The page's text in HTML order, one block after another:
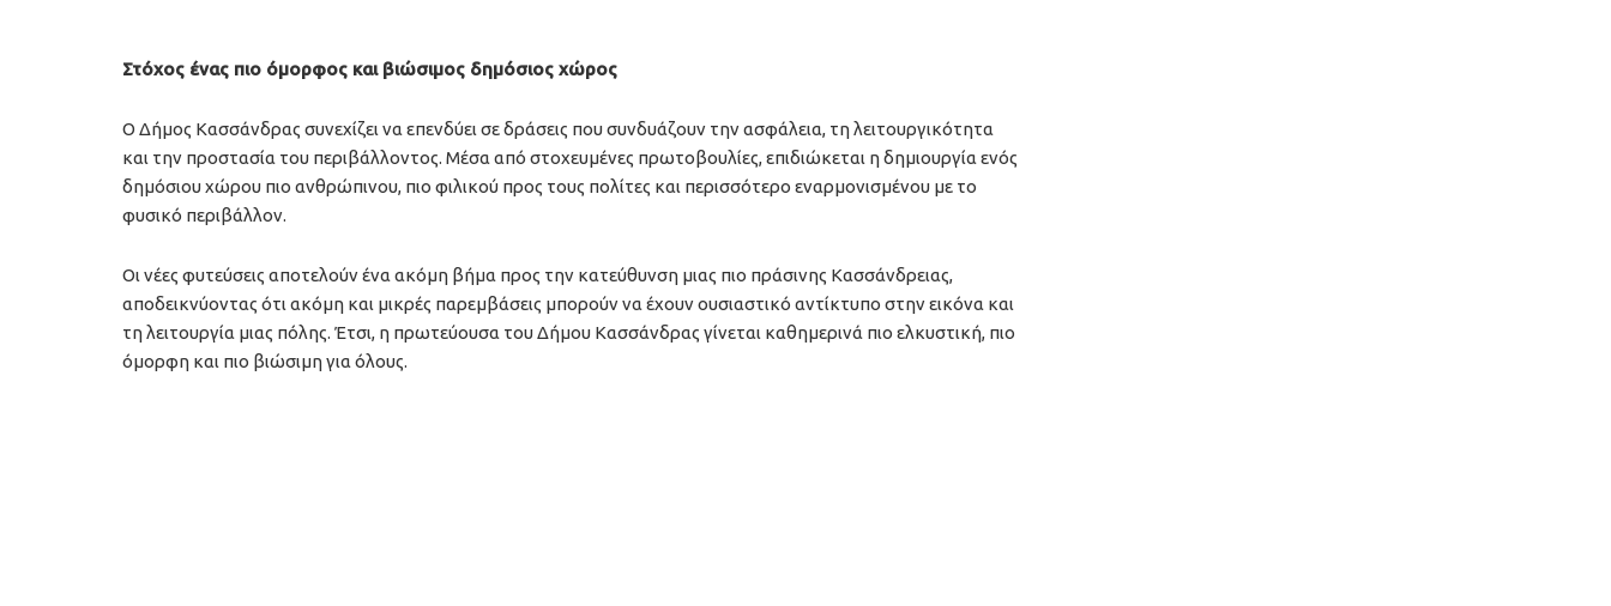
Στόχος ένας πιο όμορφος και βιώσιμος δημόσιος χώρος
Ο Δήμος Κασσάνδρας συνεχίζει να επενδύει σε δράσεις που συνδυάζουν την ασφάλεια, τη λειτουργικότητα
και την προστασία του περιβάλλοντος. Μέσα από στοχευμένες πρωτοβουλίες, επιδιώκεται η δημιουργία ενός
δημόσιου χώρου πιο ανθρώπινου, πιο φιλικού προς τους πολίτες και περισσότερο εναρμονισμένου με το
φυσικό περιβάλλον.
Οι νέες φυτεύσεις αποτελούν ένα ακόμη βήμα προς την κατεύθυνση μιας πιο πράσινης Κασσάνδρειας,
αποδεικνύοντας ότι ακόμη και μικρές παρεμβάσεις μπορούν να έχουν ουσιαστικό αντίκτυπο στην εικόνα και
τη λειτουργία μιας πόλης. Έτσι, η πρωτεύουσα του Δήμου Κασσάνδρας γίνεται καθημερινά πιο ελκυστική, πιο
όμορφη και πιο βιώσιμη για όλους.